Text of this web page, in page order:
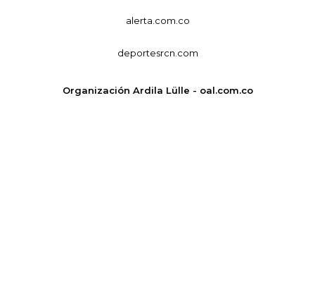
alerta.com.co
deportesrcn.com
Organización Ardila Lülle - oal.com.co